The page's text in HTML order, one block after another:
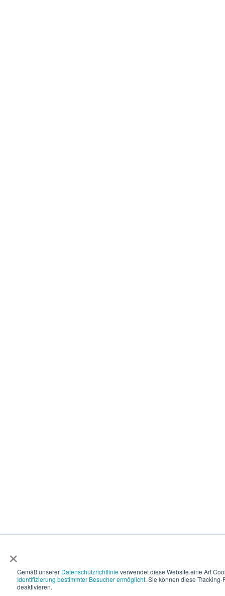
×
Gemäß unserer Datenschutzrichtlinieverwendet diese Website eine Art
Identifizierung bestimmter Besucher ermöglicht. Sie können diese
deaktivieren.